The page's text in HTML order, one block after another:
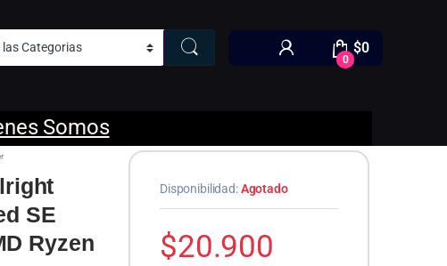
0
$0
Somos
SE
Ryzen
Disponibilidad:Agotado
$20.900